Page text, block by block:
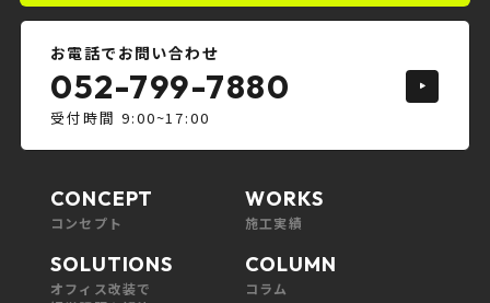
お電話でお問い合わせ
052-799-7880
受付時間 9:00~17:00
CONCEPT
コンセプト
SOLUTIONS
オフィス改装で
WORKS
施工実績
COLUMN
コラム